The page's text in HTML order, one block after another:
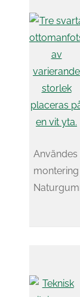
Användes